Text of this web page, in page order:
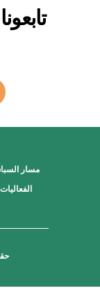
تابعونا على مواقع التواصل
مسار
الفعاليات